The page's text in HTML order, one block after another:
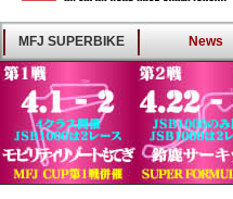
MFJ
JAPAN ROAD
Fan-Site
MFJ SUPERBIKE News